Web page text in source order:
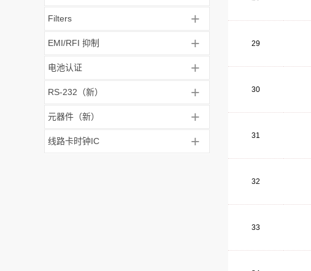
Filters +
EMI/RFI 抑制 +
电池认证 +
RS-232（新） +
元器件（新） +
线路卡时钟IC +
29
30
31
32
33